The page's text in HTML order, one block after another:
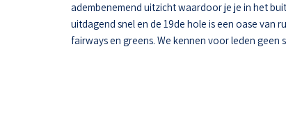
adembenemend uitzicht waardoor je je in het
uitdagend snel en de 19de hole is een oase van
fairways en greens. We kennen voor leden geen